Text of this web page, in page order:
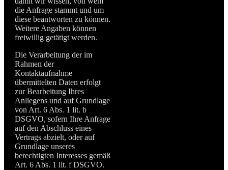
die Anfrage stammt und um
diese beantworten zu können.
Weitere Angaben können
freiwillig getätigt werden.
Die Verarbeitung der im
Rahmen der
Kontaktaufnahme
übermittelten Daten erfolgt
zur Bearbeitung Ihres
Anliegens und auf Grundlage
von Art. 6 Abs. 1 lit. b
DSGVO, sofern Ihre Anfrage
auf den Abschluss eines
Vertrags abzielt, oder auf
Grundlage unseres
berechtigten Interesses gemäß
Art. 6 Abs. 1 lit. f DSGVO.